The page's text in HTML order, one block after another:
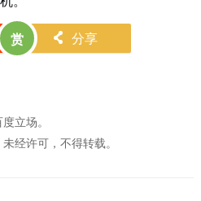
赏 󰄯 分享
立场。
经许可，不得转载。